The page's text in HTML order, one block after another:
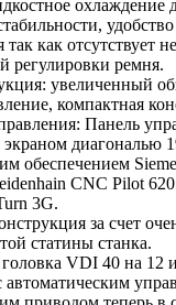
охлаждение
как отсутствует
регулировки ремня.
увеличенный
компактная
Панель
диагональю
обеспечением
CNC Pilot
3G.
за счет
статины станка.
головка VDI 40 на 12
автоматическим